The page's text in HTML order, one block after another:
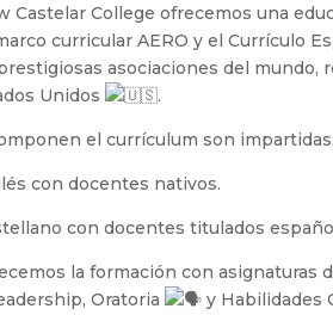
Castelar College ofrecemos una
curricular AERO y el Currículo
asociaciones del
Unidos
.
el currículum son
con docentes nativos.
con docentes titulados
la formación con asignaturas
Oratoria
y Habilidades